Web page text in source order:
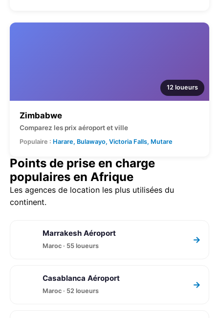
12 loueurs
Zimbabwe
Comparez les prix aéroport et ville
Populaire : Harare, Bulawayo, Victoria Falls, Mutare
Points de prise en charge
populaires en Afrique
Les agences de location les plus utilisées du
continent.
Marrakesh Aéroport
Maroc · 55 loueurs
→
Casablanca Aéroport
Maroc · 52 loueurs
→